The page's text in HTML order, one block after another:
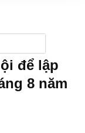
để lập
8 năm